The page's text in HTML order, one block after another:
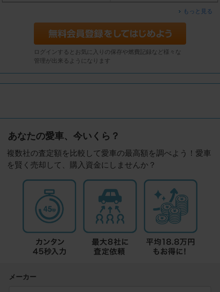
もっと見る
ログインするとお気に入りの保存や燃費記録など様々な
管理が出来るようになります
あなたの愛車、今いくら？
複数社の査定額を比較して愛車の最高額を調べよう！愛車
を賢く売却して、購入資金にしませんか？
メーカー